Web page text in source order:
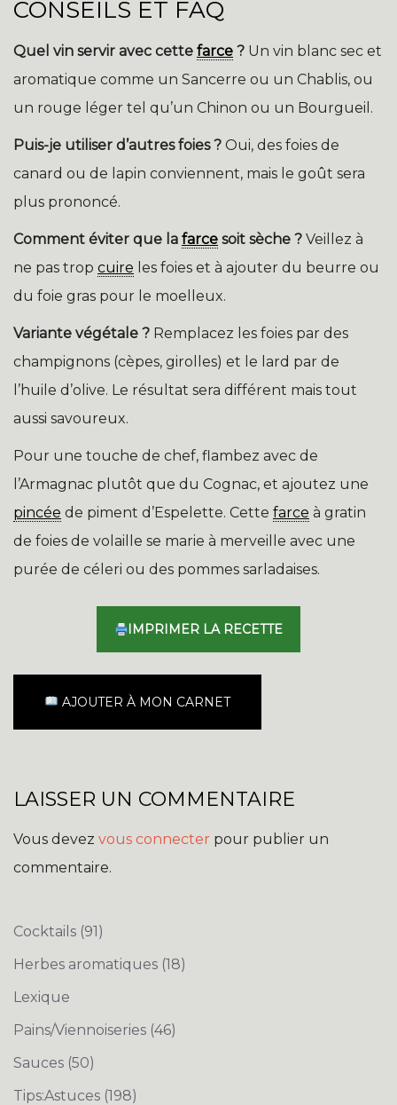
CONSEILS ET FAQ
Quel vin servir avec cette farce ? Un vin blanc sec et
aromatique comme un Sancerre ou un Chablis, ou
un rouge léger tel qu’un Chinon ou un Bourgueil.
Puis-je utiliser d’autres foies ? Oui, des foies de
canard ou de lapin conviennent, mais le goût sera
plus prononcé.
Comment éviter que la farce soit sèche ? Veillez à
ne pas trop cuire les foies et à ajouter du beurre ou
du foie gras pour le moelleux.
Variante végétale ? Remplacez les foies par des
champignons (cèpes, girolles) et le lard par de
l’huile d’olive. Le résultat sera différent mais tout
aussi savoureux.
Pour une touche de chef, flambez avec de
l’Armagnac plutôt que du Cognac, et ajoutez une
pincée de piment d’Espelette. Cette farce à gratin
de foies de volaille se marie à merveille avec une
purée de céleri ou des pommes sarladaises.
IMPRIMER LA RECETTE
AJOUTER À MON CARNET
LAISSER UN COMMENTAIRE
Vous devez vous connecter pour publier un
commentaire.
Cocktails (91)
Herbes aromatiques (18)
Lexique
Pains/Viennoiseries (46)
Sauces (50)
Tips:Astuces (198)